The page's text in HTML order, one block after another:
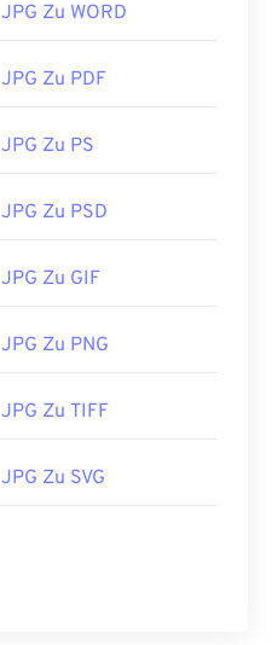
JPG Zu WORD
JPG Zu PDF
JPG Zu PS
JPG Zu PSD
JPG Zu GIF
JPG Zu PNG
JPG Zu TIFF
JPG Zu SVG